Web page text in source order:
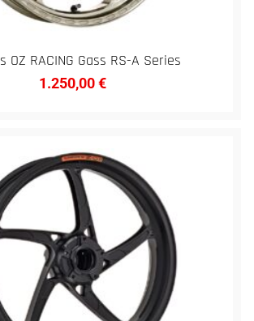
OZ RACING Gass RS-A Series
1.250,00€